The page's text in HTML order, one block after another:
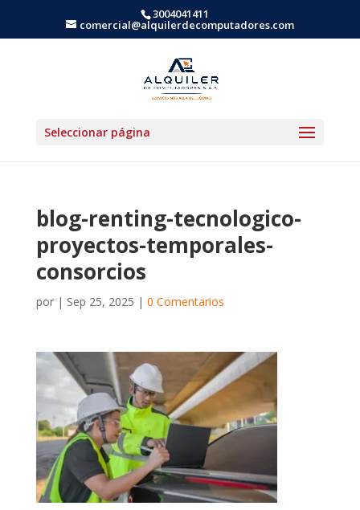
3004041411
comercial@alquilerdecomputadores.com
Seleccionar página
blog-renting-tecnologico-
proyectos-temporales-
consorcios
por | Sep 25, 2025 | 0 Comentarios